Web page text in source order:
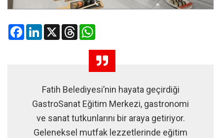
FacebookLinkedIn
X Threads
Fatih Belediyesi’nin hayata geçirdiği
GastroSanat Eğitim Merkezi, gastronomi
ve sanat tutkunlarını bir araya getiriyor.
Geleneksel mutfak lezzetlerinde eğitim